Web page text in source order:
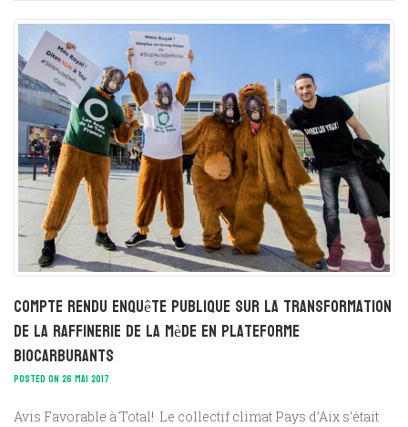
Compte rendu Enquête Publique sur la transformation
de la Raffinerie de la Mède en plateforme
biocarburants
POSTED ON 26 MAI 2017
Avis Favorable à Total! Le collectif climat Pays d’Aix s’était